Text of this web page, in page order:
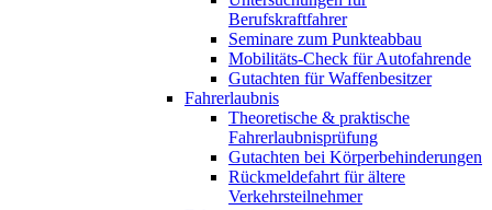
Berufskraftfahrer
Seminare zum Punkteabbau
Mobilitäts-Check für Autofahrende
Gutachten für Waffenbesitzer
Fahrerlaubnis
Theoretische & praktische
Fahrerlaubnisprüfung
Gutachten bei Körperbehinderungen
Rückmeldefahrt für ältere
Verkehrsteilnehmer